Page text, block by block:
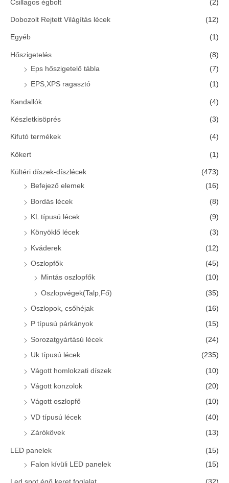
Csillagos égbolt (2)
Dobozolt Rejtett Világítás lécek (12)
Egyéb (1)
Hőszigetelés
(8)
Eps hőszigetelő tábla
(7)
EPS,XPS ragasztó (1)
Kandallók (4)
Készletkisöprés (3)
Kifutó termékek (4)
Kőkert (1)
Kültéri díszek-díszlécek
(473)
Befejező elemek
(16)
Bordás lécek (8)
KL típusú lécek (9)
Könyöklő lécek (3)
Kváderek (12)
Oszlopfők
(45)
Mintás oszlopfők
(10)
Oszlopvégek(Talp,Fő) (35)
Oszlopok, csőhéjak (16)
P típusú párkányok (15)
Sorozatgyártású lécek (24)
Uk típusú lécek (235)
Vágott homlokzati díszek (10)
Vágott konzolok (20)
Vágott oszlopfő (10)
VD típusú lécek (40)
Zárókövek (13)
LED panelek
(15)
Falon kívüli LED panelek
(15)